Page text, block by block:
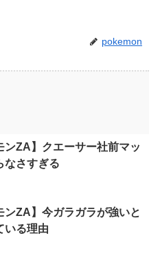
pokemon
ンZA】クエーサー社前マッ
なさすぎる
ンZA】今ガラガラが強いと
いる理由